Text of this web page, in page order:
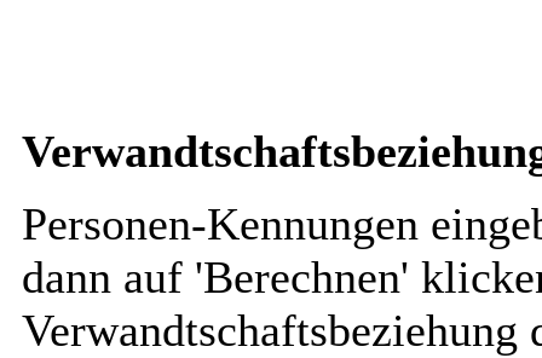
Personen-Kennungen
dann auf 'Berechnen'
Verwandtschaftsbeziehung